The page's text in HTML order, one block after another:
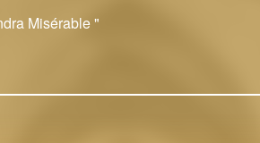
Misérable "